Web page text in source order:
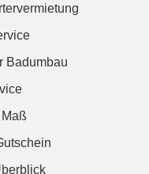
Badumbau